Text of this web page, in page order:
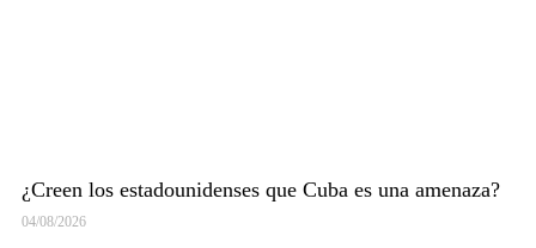
¿Creen los estadounidenses que Cuba es una amenaza?
04/08/2026